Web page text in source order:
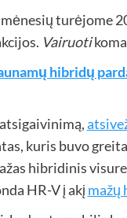
turėjome
Vairuoti
hibridų
kuris buvo
hibridinis
HR-V į akį mažų